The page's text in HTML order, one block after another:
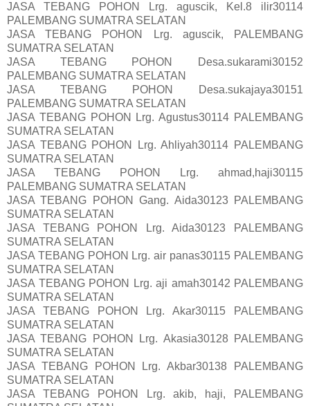
JASA TEBANG POHON Lrg. aguscik, Kel.8 ilir30114
PALEMBANG SUMATRA SELATAN
JASA TEBANG POHON Lrg. aguscik, PALEMBANG
SUMATRA SELATAN
JASA TEBANG POHON Desa.sukarami30152
PALEMBANG SUMATRA SELATAN
JASA TEBANG POHON Desa.sukajaya30151
PALEMBANG SUMATRA SELATAN
JASA TEBANG POHON Lrg. Agustus30114 PALEMBANG
SUMATRA SELATAN
JASA TEBANG POHON Lrg. Ahliyah30114 PALEMBANG
SUMATRA SELATAN
JASA TEBANG POHON Lrg. ahmad,haji30115
PALEMBANG SUMATRA SELATAN
JASA TEBANG POHON Gang. Aida30123 PALEMBANG
SUMATRA SELATAN
JASA TEBANG POHON Lrg. Aida30123 PALEMBANG
SUMATRA SELATAN
JASA TEBANG POHON Lrg. air panas30115 PALEMBANG
SUMATRA SELATAN
JASA TEBANG POHON Lrg. aji amah30142 PALEMBANG
SUMATRA SELATAN
JASA TEBANG POHON Lrg. Akar30115 PALEMBANG
SUMATRA SELATAN
JASA TEBANG POHON Lrg. Akasia30128 PALEMBANG
SUMATRA SELATAN
JASA TEBANG POHON Lrg. Akbar30138 PALEMBANG
SUMATRA SELATAN
JASA TEBANG POHON Lrg. akib, haji, PALEMBANG